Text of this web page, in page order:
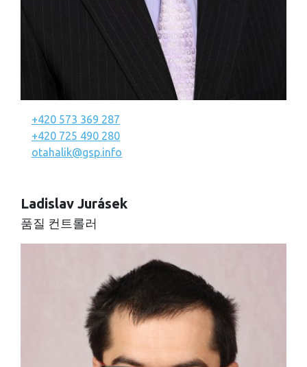
+420 573 369 287
+420 725 490 280
otahalik@gsp.info
Ladislav Jurásek
품질 컨트롤러